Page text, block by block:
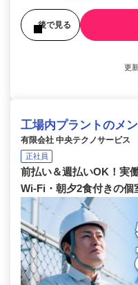
後で見る
更
工場内プラントのメ
有限会社 中央テクノサービス
正社員
前払い＆週払いOK！実
Wi-Fi・朝夕2食付きの個